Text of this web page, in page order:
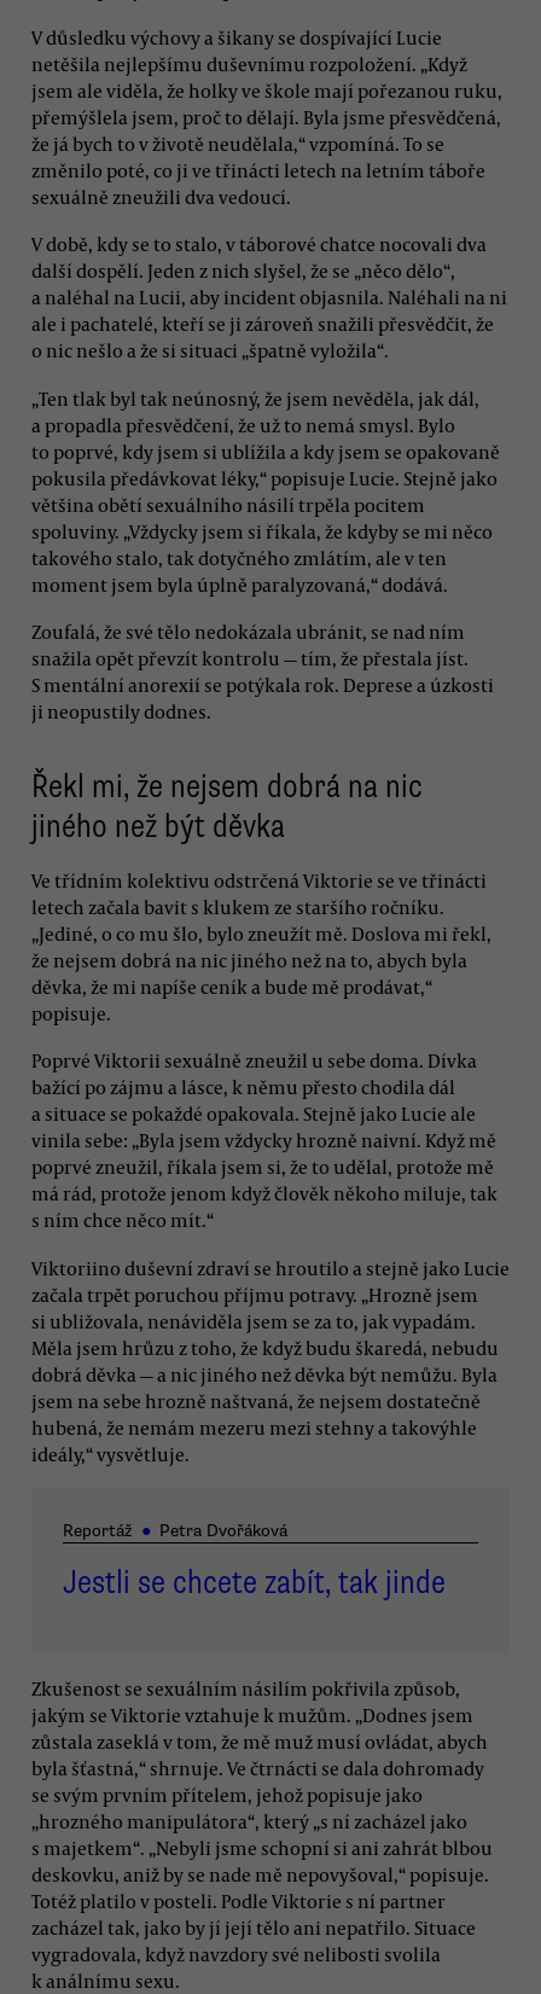
V důsledku výchovy a šikany se dospívající Lucie
netěšila nejlepšímu duševnímu rozpoložení. „Když
jsem ale viděla, že holky ve škole mají pořezanou ruku,
přemýšlela jsem, proč to dělají. Byla jsme přesvědčená,
že já bych to v životě neudělala,“ vzpomíná. To se
změnilo poté, co ji ve třinácti letech na letním táboře
sexuálně zneužili dva vedoucí.
V době, kdy se to stalo, v táborové chatce nocovali dva
další dospělí. Jeden z nich slyšel, že se „něco dělo“,
a naléhal na Lucii, aby incident objasnila. Naléhali na ni
ale i pachatelé, kteří se ji zároveň snažili přesvědčit, že
o nic nešlo a že si situaci „špatně vyložila“.
„Ten tlak byl tak neúnosný, že jsem nevěděla, jak dál,
a propadla přesvědčení, že už to nemá smysl. Bylo
to poprvé, kdy jsem si ublížila a kdy jsem se opakovaně
pokusila předávkovat léky,“ popisuje Lucie. Stejně jako
většina obětí sexuálního násilí trpěla pocitem
spoluviny. „Vždycky jsem si říkala, že kdyby se mi něco
takového stalo, tak dotyčného zmlátím, ale v ten
moment jsem byla úplně paralyzovaná,“ dodává.
Zoufalá, že své tělo nedokázala ubránit, se nad ním
snažila opět převzít kontrolu — tím, že přestala jíst.
S mentální anorexií se potýkala rok. Deprese a úzkosti
ji neopustily dodnes.
Řekl mi, že nejsem dobrá na nic
jiného než být děvka
Ve třídním kolektivu odstrčená Viktorie se ve třinácti
letech začala bavit s klukem ze staršího ročníku.
„Jediné, o co mu šlo, bylo zneužít mě. Doslova mi řekl,
že nejsem dobrá na nic jiného než na to, abych byla
děvka, že mi napíše ceník a bude mě prodávat,“
popisuje.
Poprvé Viktorii sexuálně zneužil u sebe doma. Dívka
bažící po zájmu a lásce, k němu přesto chodila dál
a situace se pokaždé opakovala. Stejně jako Lucie ale
vinila sebe: „Byla jsem vždycky hrozně naivní. Když mě
poprvé zneužil, říkala jsem si, že to udělal, protože mě
má rád, protože jenom když člověk někoho miluje, tak
s ním chce něco mít.“
Viktoriino duševní zdraví se hroutilo a stejně jako Lucie
začala trpět poruchou příjmu potravy. „Hrozně jsem
si ubližovala, nenáviděla jsem se za to, jak vypadám.
Měla jsem hrůzu z toho, že když budu škaredá, nebudu
dobrá děvka — a nic jiného než děvka být nemůžu. Byla
jsem na sebe hrozně naštvaná, že nejsem dostatečně
hubená, že nemám mezeru mezi stehny a takovýhle
ideály,“ vysvětluje.
Reportáž ● Petra Dvořáková
Jestli se chcete zabít, tak jinde
Zkušenost se sexuálním násilím pokřivila způsob,
jakým se Viktorie vztahuje k mužům. „Dodnes jsem
zůstala zaseklá v tom, že mě muž musí ovládat, abych
byla šťastná,“ shrnuje. Ve čtrnácti se dala dohromady
se svým prvním přítelem, jehož popisuje jako
„hrozného manipulátora“, který „s ní zacházel jako
s majetkem“. „Nebyli jsme schopní si ani zahrát blbou
deskovku, aniž by se nade mě nepovyšoval,“ popisuje.
Totéž platilo v posteli. Podle Viktorie s ní partner
zacházel tak, jako by jí její tělo ani nepatřilo. Situace
vygradovala, když navzdory své nelibosti svolila
k análnímu sexu.